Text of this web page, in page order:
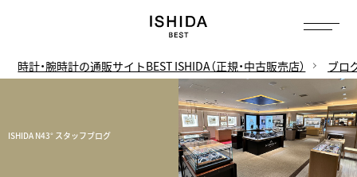
時計・腕時計の通販サイトBEST ISHIDA（正規・中古販売店） ブロ
ISHIDA N43° スタッフブログ